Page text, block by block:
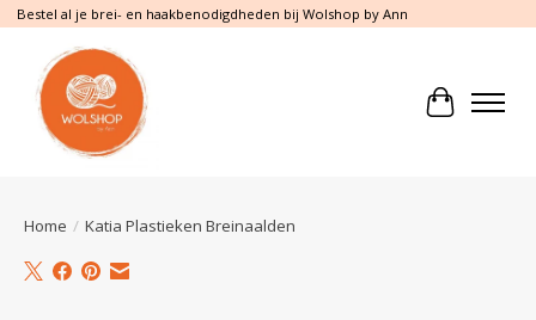
Bestel al je brei- en haakbenodigdheden bij Wolshop by Ann
Home / Katia Plastieken Breinaalden